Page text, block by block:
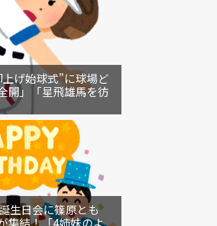
げ始球式”に球場ど
開」「星飛雄馬を彷
生日会に篠原とも